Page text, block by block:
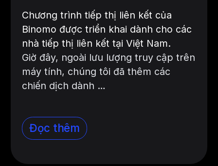
Chương trình tiếp thị liên kết của
Binomo được triển khai dành cho các
nhà tiếp thị liên kết tại Việt Nam.
Giờ đây, ngoài lưu lượng truy cập trên
máy tính, chúng tôi đã thêm các
chiến dịch dành …
Đọc thêm